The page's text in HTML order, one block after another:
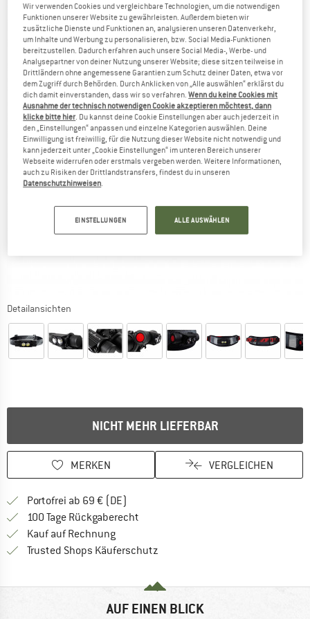
Detailansichten
NICHT MEHR LIEFERBAR
MERKEN VERGLEICHEN
Portofrei ab 69 € (DE)
100 Tage Rückgaberecht
Kauf auf RechnungFinde die Zahlungs-Infos hier! Öffnet
Trusted Shops Käuferschutz
AUF EINEN BLICK
Wir verwenden Cookies und vergleichbare Technologien, um die notwendigen
Funktionen unserer Website zu gewährleisten. Außerdem bieten wir
zusätzliche Dienste und Funktionen an, analysieren unseren Datenverkehr,
um Inhalte und Werbung zu personalisieren, bzw. Social Media-Funktionen
bereitzustellen. Dadurch erfahren auch unsere Social Media-, Werbe- und
Analysepartner von deiner Nutzung unserer Website; diese sitzen teilweise in
Drittländern ohne angemessene Garantien zum Schutz deiner Daten, etwa vor
dem Zugriff durch Behörden. Durch Anklicken von „Alle auswählen“ erklärst du
dich damit einverstanden, dass wir so verfahren.Wenn du keine Cookies mit
Ausnahme der technisch notwendigen Cookie akzeptieren möchtest, dann
klicke bitte hier . Du kannst deine Cookie Einstellungen aber auch jederzeit in
den „Einstellungen“ anpassen und einzelne Kategorien auswählen. Deine
Einwilligung ist freiwillig, für die Nutzung dieser Website nicht notwendig und
kann jederzeit unter „Cookie Einstellungen“ im unteren Bereich unserer
Webseite widerrufen oder erstmals vergeben werden. Weitere Informationen,
auch zu Risiken der Drittlandstransfers, findest du in unseren
Datenschutzhinweisen
EINSTELLUNGEN ALLE AUSWÄHLEN